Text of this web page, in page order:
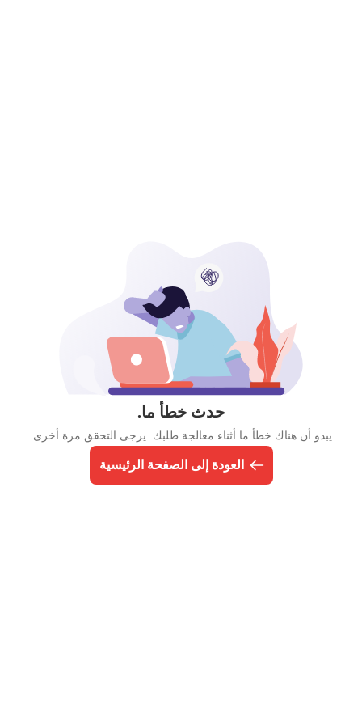
حدث خطأ ما.
يبدو أن هناك خطأ ما أثناء معالجة طلبك. يرجى التحقق مرة أخرى.
العودة إلى الصفحة الرئيسية